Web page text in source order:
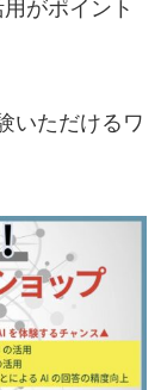
がポイント
いただけるワ